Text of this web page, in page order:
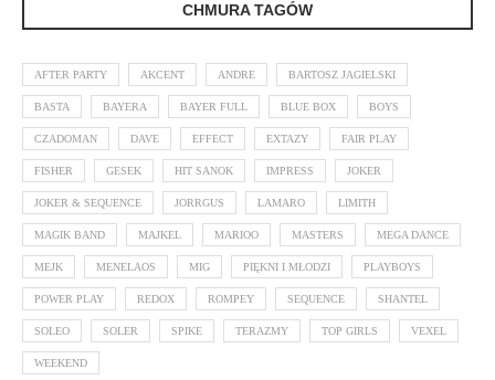
CHMURA TAGÓW
AFTER PARTY AKCENT ANDRE BARTOSZ JAGIELSKI
BASTA BAYERA BAYER FULL BLUE BOX BOYS
CZADOMAN DAVE EFFECT EXTAZY FAIR PLAY
FISHER GESEK HIT SANOK IMPRESS JOKER
JOKER & SEQUENCE JORRGUS LAMARO LIMITH
MAGIK BAND MAJKEL MARIOO MASTERS MEGA DANCE
MEJK MENELAOS MIG PIĘKNI I MŁODZI PLAYBOYS
POWER PLAY REDOX ROMPEY SEQUENCE SHANTEL
SOLEO SOLER SPIKE TERAZMY TOP GIRLS VEXEL
WEEKEND